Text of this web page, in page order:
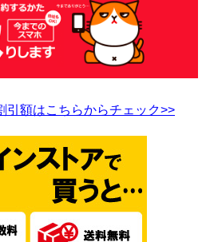
引額はこちらからチェック>>